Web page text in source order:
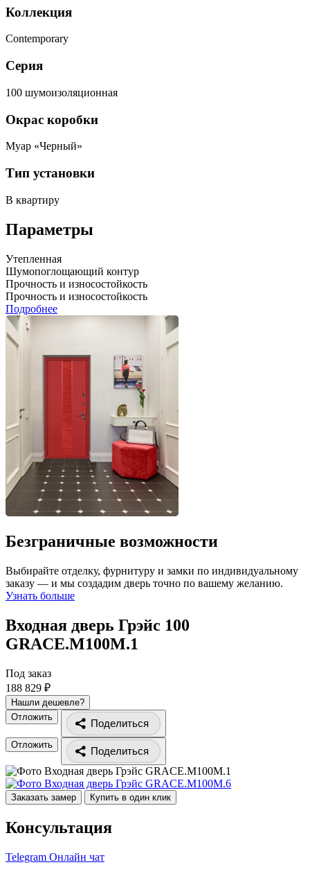
Коллекция
Contemporary
Серия
100 шумоизоляционная
Окрас коробки
Муар «Черный»
Тип установки
В квартиру
Параметры
Утепленная
Шумопоглощающий контур
Прочность и износостойкость
Прочность и износостойкость
Подробнее
Безграничные возможности
Выбирайте отделку, фурнитуру и замки по индивидуальному
заказу — и мы создадим дверь точно по вашему желанию.
Узнать больше
Входная дверь Грэйс 100
GRACE.M100M.1
Под заказ
188 829 ₽
Нашли дешевле?
Отложить
Поделиться
Отложить
Поделиться
Заказать замер Купить в один клик
Консультация
Telegram Онлайн чат